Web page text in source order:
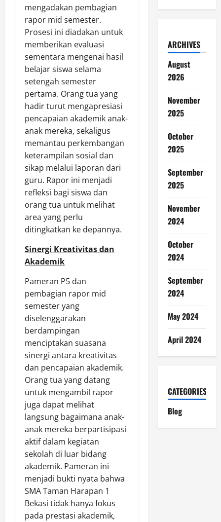
mengadakan pembagian
rapor mid semester.
Prosesi ini diadakan untuk
memberikan evaluasi
sementara mengenai hasil
belajar siswa selama
setengah semester
pertama. Orang tua yang
hadir turut mengapresiasi
pencapaian akademik anak-
anak mereka, sekaligus
memantau perkembangan
keterampilan sosial dan
sikap melalui laporan dari
guru. Rapor ini menjadi
refleksi bagi siswa dan
orang tua untuk melihat
area yang perlu
ditingkatkan ke depannya.
Sinergi Kreativitas dan
Akademik
Pameran P5 dan
pembagian rapor mid
semester yang
diselenggarakan
berdampingan
menciptakan suasana
sinergi antara kreativitas
dan pencapaian akademik.
Orang tua yang datang
untuk mengambil rapor
juga dapat melihat
langsung bagaimana anak-
anak mereka berpartisipasi
aktif dalam kegiatan
sekolah di luar bidang
akademik. Pameran ini
menjadi bukti nyata bahwa
SMA Taman Harapan 1
Bekasi tidak hanya fokus
pada prestasi akademik,
ARCHIVES
August
2026
November
2025
October
2025
September
2025
November
2024
October
2024
September
2024
May 2024
April 2024
CATEGORIES
Blog